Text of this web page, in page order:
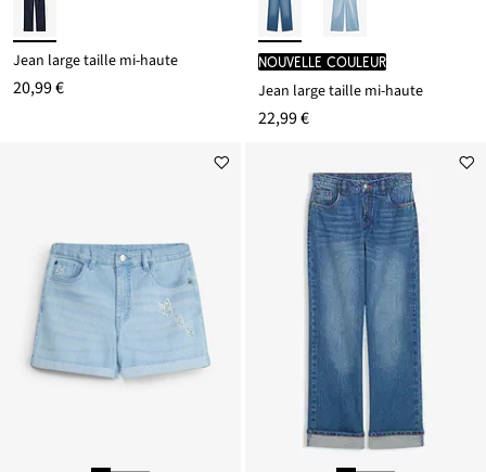
Jean large taille mi-haute
20,99 €
Nouvelle couleur
Jean large taille mi-haute
22,99 €